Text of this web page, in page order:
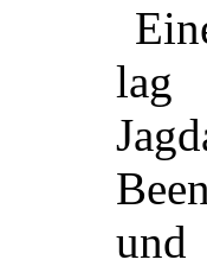
lag
und